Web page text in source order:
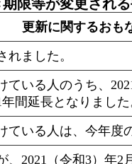
限等が変更され
更新に関するおも
れました。
いる人のうち、
間延長となりました
いる人は、今年度
2021（令和3）年